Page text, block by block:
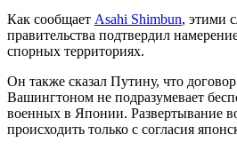
Как сообщает Asahi Shimbun, этими
правительства подтвердил
спорных территориях.
Он также сказал Путину, что
Вашингтоном не подразумевает
военных в Японии. Развертывание
происходить только с согласия